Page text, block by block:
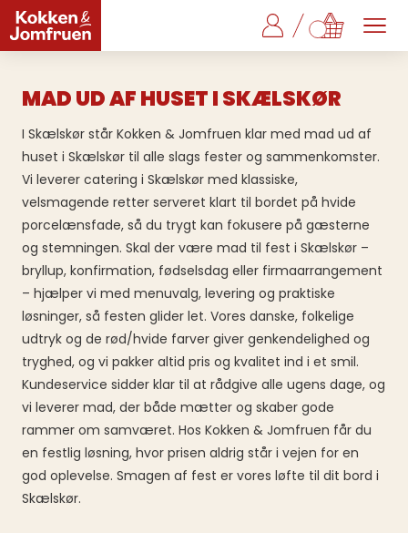
MAD UD AF HUSET I SKÆLSKØR
I Skælskør står Kokken & Jomfruen klar med mad ud af
huset i Skælskør til alle slags fester og sammenkomster.
Vi leverer catering i Skælskør med klassiske,
velsmagende retter serveret klart til bordet på hvide
porcelænsfade, så du trygt kan fokusere på gæsterne
og stemningen. Skal der være mad til fest i Skælskør –
bryllup, konfirmation, fødselsdag eller firmaarrangement
– hjælper vi med menuvalg, levering og praktiske
løsninger, så festen glider let. Vores danske, folkelige
udtryk og de rød/hvide farver giver genkendelighed og
tryghed, og vi pakker altid pris og kvalitet ind i et smil.
Kundeservice sidder klar til at rådgive alle ugens dage, og
vi leverer mad, der både mætter og skaber gode
rammer om samværet. Hos Kokken & Jomfruen får du
en festlig løsning, hvor prisen aldrig står i vejen for en
god oplevelse. Smagen af fest er vores løfte til dit bord i
Skælskør.